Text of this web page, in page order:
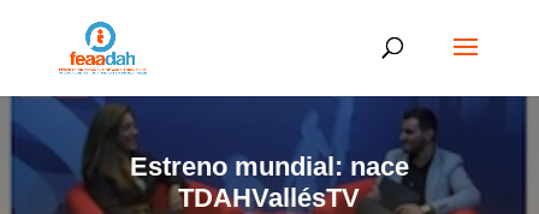
Estreno mundial: nace
TDAHVallésTV